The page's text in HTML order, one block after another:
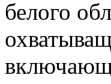
белого